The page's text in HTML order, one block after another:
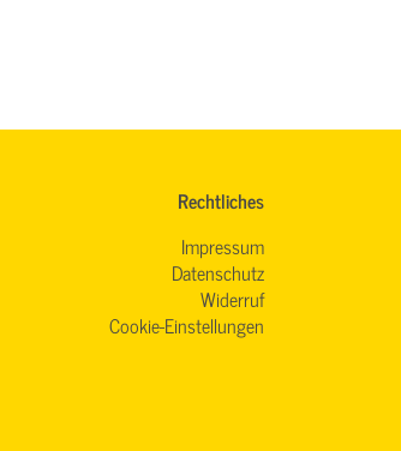
Rechtliches
Impressum
Datenschutz
Widerruf
Cookie-Einstellungen